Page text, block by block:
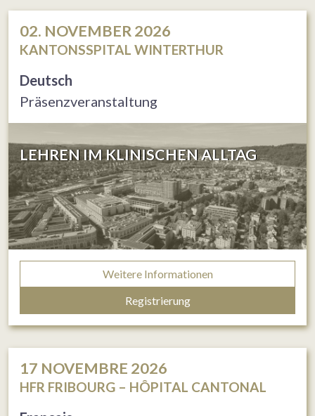
02. NOVEMBER 2026
KANTONSSPITAL WINTERTHUR
Deutsch
Präsenzveranstaltung
LEHREN IM KLINISCHEN ALLTAG
Weitere Informationen
Registrierung
17 NOVEMBRE 2026
HFR FRIBOURG – HÔPITAL CANTONAL